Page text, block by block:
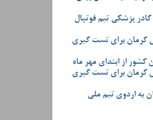
پزشکی تیم فوتبال
کرمان برای تست گیری
از ابتدای مهر ماه
کرمان برای تست گیری
به اردوی تیم ملی